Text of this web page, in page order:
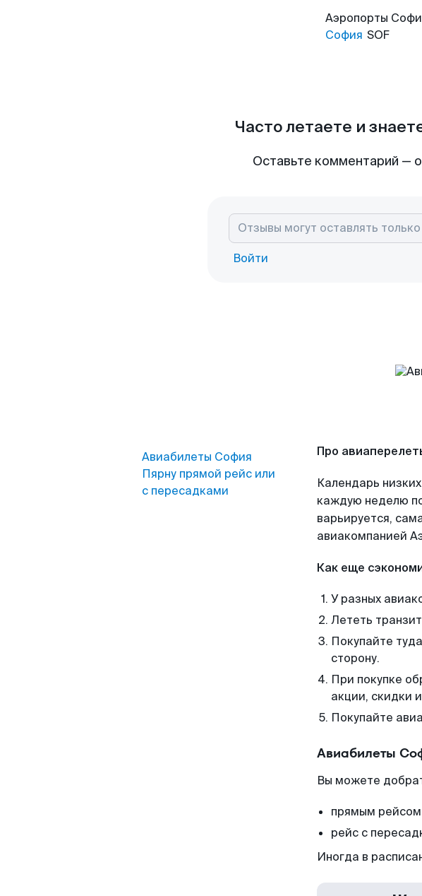
Аэропорты
София SOF
Часто летаете и
Оставьте комментарий —
Войти
Авиабилеты София
Пярну прямой рейс или
с пересадками
Про
Календарь
каждую неделю
варьируется,
авиакомпанией
Как еще
У разных
Лететь
Покупайте
сторону.
При покупке
акции, скидки
Покупайте
Авиабилеты
Вы можете
прямым рейсом
рейс с
Иногда в